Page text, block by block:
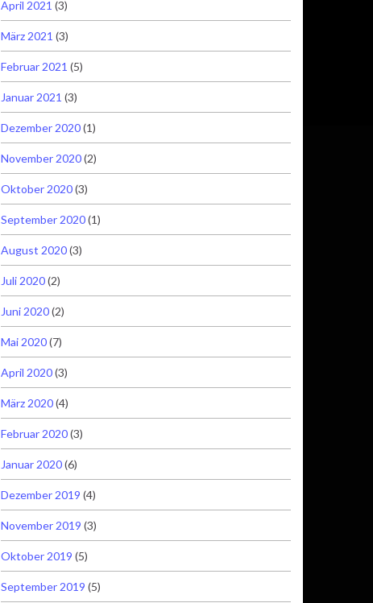
April 2021 (3)
März 2021 (3)
Februar 2021 (5)
Januar 2021 (3)
Dezember 2020(1)
November 2020(2)
Oktober 2020(3)
September 2020(1)
August 2020(3)
Juli 2020(2)
Juni 2020(2)
Mai 2020(7)
April 2020(3)
März 2020(4)
Februar 2020(3)
Januar 2020(6)
Dezember 2019 (4)
November 2019 (3)
Oktober 2019 (5)
September 2019 (5)